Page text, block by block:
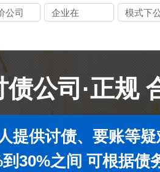
公司 企业在 模式下
债公司·正规
提供讨债、要账等
30%之间 可根据债